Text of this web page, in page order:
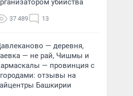
убийства
37 489 13
— деревня,
— не рай, Чишмы и
— провинция с
отзывы на
Башкирии